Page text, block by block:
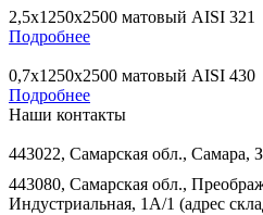
2,5х1250х2500 матовый AISI 321
Подробнее
0,7х1250х2500 матовый AISI 430
Подробнее
Наши контакты
443022, Самарская обл., Самара,
443080, Самарская обл.,
Индустриальная, 1А/1 (адрес